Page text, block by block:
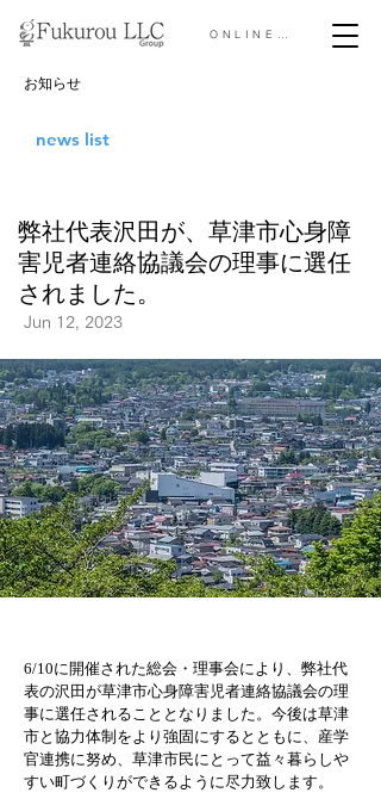
お知らせ
news list
弊社代表沢田が、草津市心身障
害児者連絡協議会の理事に選任
されました。
Jun 12, 2023
6/10に開催された総会・理事会により、弊社代
表の沢田が草津市心身障害児者連絡協議会の理
事に選任されることとなりました。今後は草津
市と協力体制をより強固にするとともに、産学
官連携に努め、草津市民にとって益々暮らしや
すい町づくりができるように尽力致します。